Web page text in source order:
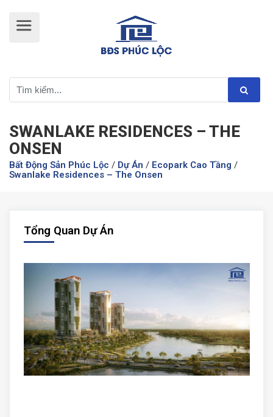
SWANLAKE RESIDENCES – THE
ONSEN
Bất Động Sản Phúc Lộc / Dự Án / Ecopark Cao Tầng /
Swanlake Residences – The Onsen
Tổng Quan Dự Án